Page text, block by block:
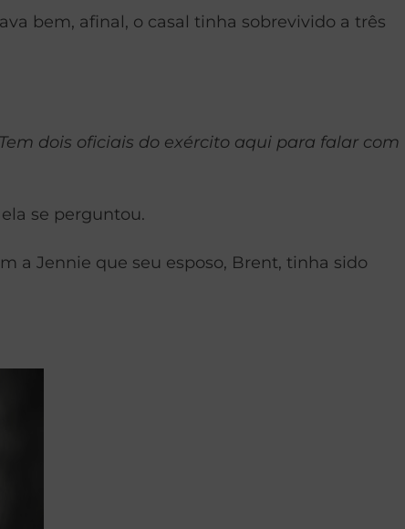
bem, afinal, o casal tinha sobrevivido a três
dois oficiais do exército aqui para falar com
se perguntou.
a Jennie que seu esposo, Brent, tinha sido